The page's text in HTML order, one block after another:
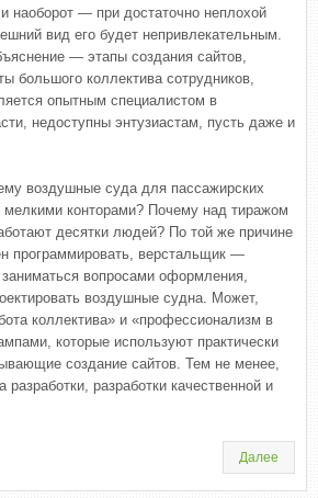
наоборот — при достаточно неплохой
вид его будет непривлекательным.
— этапы создания сайтов,
большого коллектива сотрудников,
опытным специалистом в
недоступны энтузиастам, пусть даже и
воздушные суда для пассажирских
мелкими конторами? Почему над тиражом
десятки людей? По той же причине
программировать, верстальщик —
вопросами оформления,
воздушные судна. Может,
коллектива» и «профессионализм в
которые используют практически
создание сайтов. Тем не менее,
разработки качественной и
Далее